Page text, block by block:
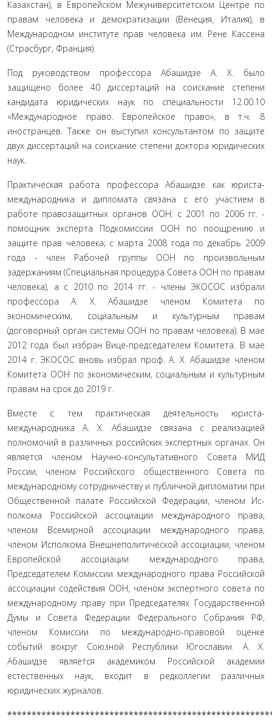
Казахстан), в Европейском Межуниверситет­ском Центре по
правам человека и демократизации (Венеция, Италия), в
Международном институте прав человека им. Рене Кассена
(Страсбург, Франция).
Под руководством профессора Абашидзе А. Х. было
защищено более 40 диссертаций на соискание степени
кандидата юридических наук по специальности 12.00.10
«Международное право. Европейское право», в т.ч. 8
иностранцев. Также он выступил консультантом по защите
двух диссертаций на соискание степени доктора юридических
наук.
Практическая работа профессора Абашидзе как юриста-
международника и дипломата связана с его участием в
работе правоза­щитных органов ООН: с 2001 по 2006 гг. -
помощник эксперта Подкомиссии ООН по поощрению и
защите прав человека; с марта 2008 года по декабрь 2009
года - член Рабочей группы ООН по произвольным
задержаниям (Специальная процедура Совета ООН по правам
человека), а с 2010 по 2014 гг. - члены ЭКОСОС избрали
профессора А. Х. Абашидзе членом Комитета по
экономическим, социальным и культурным правам
(договорный орган системы ООН по правам человека). В мае
2012 года был избран Вице-председателем Комитета. В мае
2014 г. ЭКОСОС вновь избрал проф. А. Х. Абашидзе членом
Комитета ООН по экономическим, социальным и культурным
правам на срок до 2019 г.
Вместе с тем практическая деятельность юриста-
международника А. Х. Абашидзе связана с реализацией
полномочий в различных российских экспертных органах. Он
является членом Научно-консультативного Совета МИД
России, членом Российского общественно­го Совета по
международному сотрудничеству и публичной дипломатии при
Общественной палате Российской Федерации, членом Ис­
полкома Российской ассоциации международного права,
членом Всемирной ассоциации международного права,
членом Исполкома Внеш­неполитической ассоциации, членом
Европейской ассоциации международного права,
Председателем Комиссии международного права Российской
ассоциации содействия ООН, членом экспертного совета по
международному праву при Председателях Государственной
Думы и Совета Федерации Федерального Собрания РФ,
членом Комиссии по международно-правовой оценке
событий вокруг Союзной Республики Югославии. А. Х.
Абашидзе является академиком Российской академии
естественных наук, входит в редколлегии различных
юридических журналов.